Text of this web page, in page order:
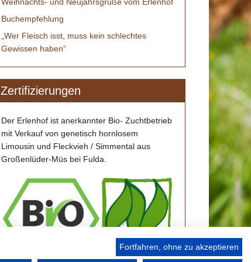
Buchempfehlung
„Wer Fleisch isst, muss kein schlechtes
Gewissen haben“
Zertifizierungen
Der Erlenhof ist anerkannter Bio- Zuchtbetrieb
mit Verkauf von genetisch hornlosem
Limousin und Fleckvieh / Simmental aus
Großenlüder-Müs bei Fulda.
Fortfahren, ohne zu akzeptieren